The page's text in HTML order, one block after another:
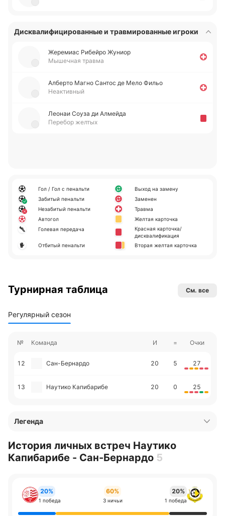
Дисквалифицированные и травмированные игроки
Же­ре­миас Ри­бей­ро Жуниор
Мышечная травма
Албе­рто Магно Сантос де Мело Фильо
Неактивный
Леонаи Соуза ди Алмей­да
Перебор желтых
Гол / Гол с пенальти
Забитый пенальти
Незабитый пенальти
Автогол
Голевая передача
Отбитый пенальти
Выход на замену
Заменен
Травма
Желтая карточка
Красная карточка/
дисквалификация
Вторая желтая карточка
Турнирная таблица См. все
Регулярный сезон
№ Команда И = Очки
12 Сан-Бернардо 20 5 27
13 Наутико Капибарибе 20 0 25
Легенда
История личных встреч Наутико
Капибарибе - Сан-Бернардо 5
20%
1 победа
60%
3 ничьи
20%
1 победа